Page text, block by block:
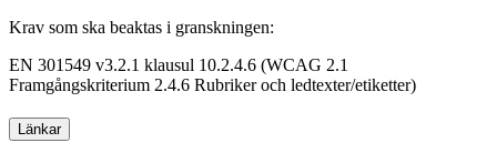
Krav som ska beaktas i granskningen:
EN 301549 v3.2.1 klausul 10.2.4.6 (WCAG 2.1
Framgångskriterium 2.4.6 Rubriker och ledtexter/etiketter)
Länkar